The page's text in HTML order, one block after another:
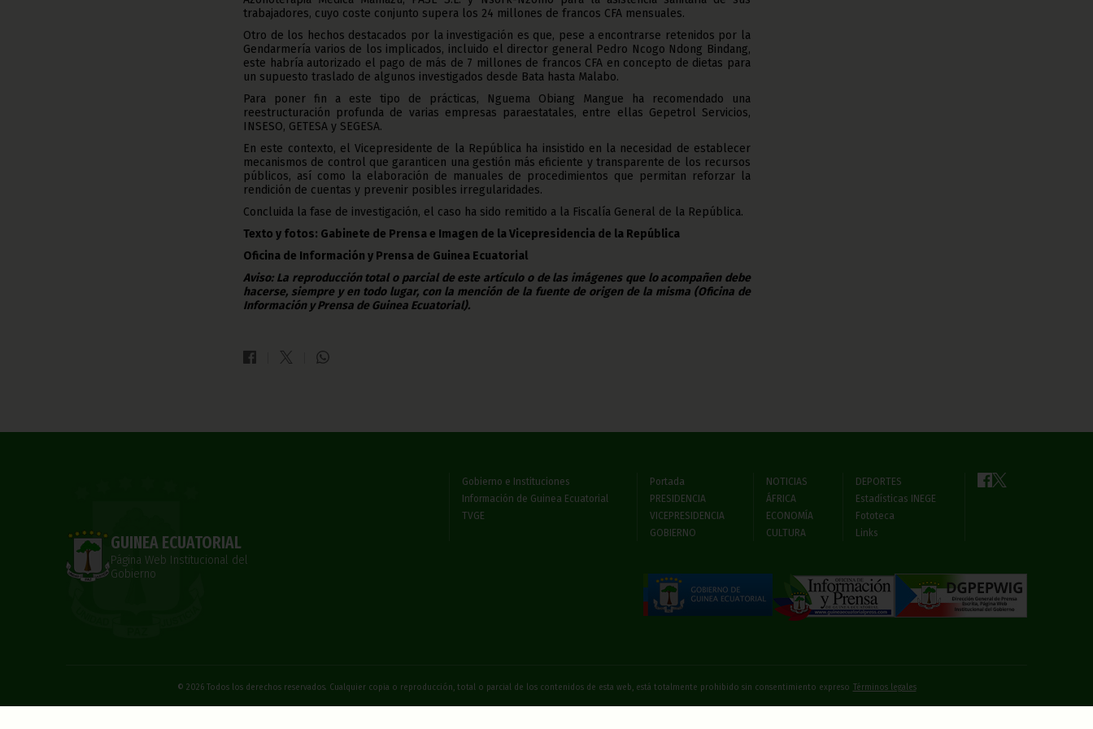
trabajadores, cuyo coste conjunto supera los 24 millones de francos CFA mensuales.
Otro de los hechos destacados por la investigación es que, pese a encontrarse retenidos por la
Gendarmería varios de los implicados, incluido el director general Pedro Ncogo Ndong Bindang,
este habría autorizado el pago de más de 7 millones de francos CFA en concepto de dietas para
un supuesto traslado de algunos investigados desde Bata hasta Malabo.
Para poner fin a este tipo de prácticas, Nguema Obiang Mangue ha recomendado una
reestructuración profunda de varias empresas paraestatales, entre ellas Gepetrol Servicios,
INSESO, GETESA y SEGESA.
En este contexto, el Vicepresidente de la República ha insistido en la necesidad de establecer
mecanismos de control que garanticen una gestión más eficiente y transparente de los recursos
públicos, así como la elaboración de manuales de procedimientos que permitan reforzar la
rendición de cuentas y prevenir posibles irregularidades.
Concluida la fase de investigación, el caso ha sido remitido a la Fiscalía General de la República.
Texto y fotos: Gabinete de Prensa e Imagen de la Vicepresidencia de la República
Oficina de Información y Prensa de Guinea Ecuatorial
Aviso: La reproducción total o parcial de este artículo o de las imágenes que lo acompañen debe
hacerse, siempre y en todo lugar, con la mención de la fuente de origen de la misma (Oficina de
Información y Prensa de Guinea Ecuatorial).
GUINEA ECUATORIAL
Página Web Institucional del
Gobierno
Gobierno e Instituciones
Información de Guinea Ecuatorial
TVGE
Portada
PRESIDENCIA
VICEPRESIDENCIA
GOBIERNO
NOTICIAS
ÁFRICA
ECONOMÍA
CULTURA
DEPORTES
Estadísticas INEGE
Fototeca
Links
© 2026 Todos los derechos reservados. Cualquier copia o reproducción, total o parcial de los contenidos de esta web, está totalmente prohibido sin consentimiento expreso Términos legales